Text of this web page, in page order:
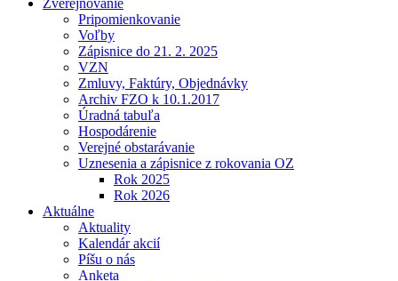
Zverejňovanie
Pripomienkovanie
Voľby
Zápisnice do 21. 2. 2025
VZN
Zmluvy, Faktúry, Objednávky
Archiv FZO k 10.1.2017
Úradná tabuľa
Hospodárenie
Verejné obstarávanie
Uznesenia a zápisnice z rokovania OZ
Rok 2025
Rok 2026
Aktuálne
Aktuality
Kalendár akcií
Píšu o nás
Anketa